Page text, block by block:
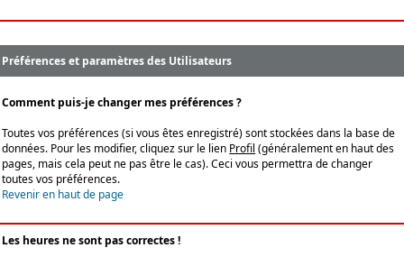
Préférences et paramètres des Utilisateurs
Comment puis-je changer mes préférences ?
Toutes vos préférences (si vous êtes enregistré) sont stockées dans la base de
données. Pour les modifier, cliquez sur le lien Profil (généralement en haut des
pages, mais cela peut ne pas être le cas). Ceci vous permettra de changer
toutes vos préférences.
Revenir en haut de page
Les heures ne sont pas correctes !